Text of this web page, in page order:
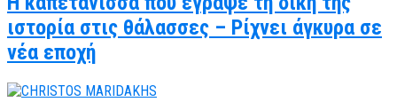
ιστορία στις θάλασσες – Ρίχνει άγκυρα σε
νέα εποχή